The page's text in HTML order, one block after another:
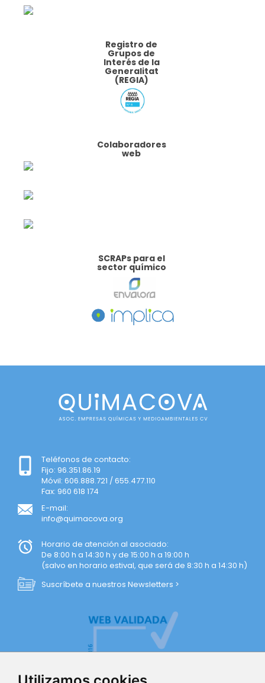
Registro de
Grupos de
Interés de la
Generalitat
(REGIA)
Colaboradores
web
SCRAPs para el
sector químico
Teléfonos de contacto:
Fijo: 96.351.86.19
Móvil: 606.888.721 / 655.477.110
Fax: 960 618 174
E-mail:
info@quimacova.org
Horario de atención al asociado:
De 8:00 h a 14:30 h y de 15:00 h a 19:00 h
(salvo en horario estival, que será de 8:30 h a 14:30 h)
Suscríbete a nuestros Newsletters >